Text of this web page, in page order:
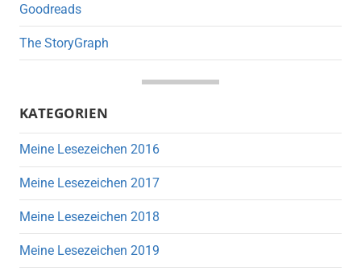
Goodreads
The StoryGraph
KATEGORIEN
Meine Lesezeichen 2016
Meine Lesezeichen 2017
Meine Lesezeichen 2018
Meine Lesezeichen 2019